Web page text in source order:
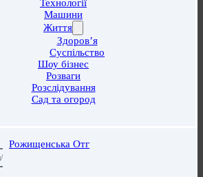
Технології
Машини
Життя
Здоров’я
Суспільство
Шоу бізнес
Розваги
Розслідування
Сад та огород
Рожищенська Отг